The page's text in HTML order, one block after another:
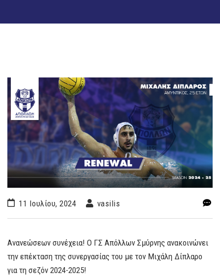
11 Ιουλίου, 2024 vasilis
Ανανεώσεων συνέχεια! Ο ΓΣ Απόλλων Σμύρνης ανακοινώνει
την επέκταση της συνεργασίας του με τον Μιχάλη Δίπλαρο
για τη σεζόν 2024-2025!